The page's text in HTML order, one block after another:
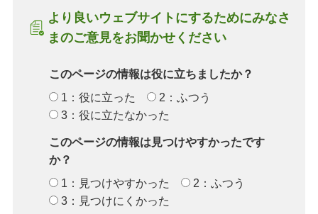
より良いウェブサイトにするためにみなさ
まのご意見をお聞かせください
このページの情報は役に立ちましたか？
1：役に立った
2：ふつう
3：役に立たなかった
このページの情報は見つけやすかったです
か？
1：見つけやすかった
2：ふつう
3：見つけにくかった